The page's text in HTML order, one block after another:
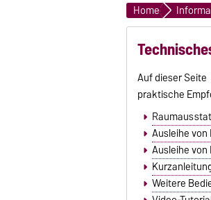
Home
Auf dieser
praktische
Ausleihe
Ausleihe
Weitere